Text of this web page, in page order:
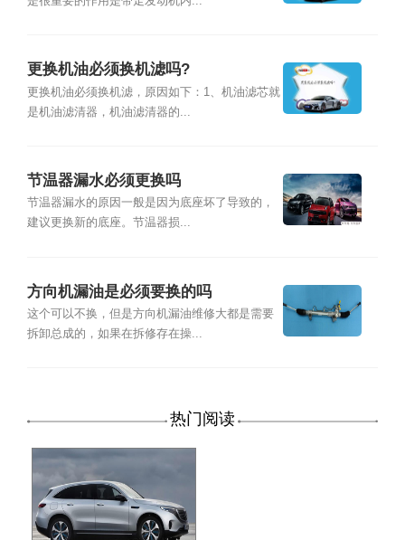
更换机油必须换机滤吗?
更换机油必须换机滤，原因如下：1、机油滤芯就
是机油滤清器，机油滤清器的...
节温器漏水必须更换吗
节温器漏水的原因一般是因为底座坏了导致的，
建议更换新的底座。节温器损...
方向机漏油是必须要换的吗
这个可以不换，但是方向机漏油维修大都是需要
拆卸总成的，如果在拆修存在操...
热门阅读